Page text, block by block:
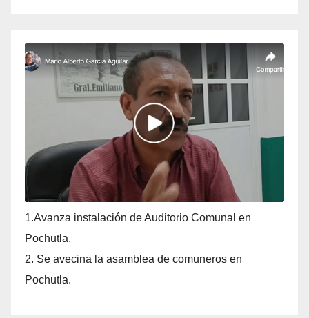
1.Avanza instalación de Auditorio Comunal en
Pochutla.
2. Se avecina la asamblea de comuneros en
Pochutla.